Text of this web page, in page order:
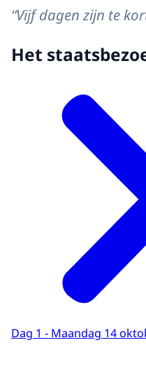
“Vijf dagen zijn te
Het
Dag 1 - Maandag 14